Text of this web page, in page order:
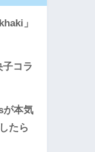
」
子コラ
が本気
たら